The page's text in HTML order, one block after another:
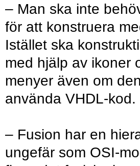
– Man ska inte
för att konstruera
Istället ska
med hjälp av ikoner
menyer även om
använda VHDL-kod.
– Fusion har en
ungefär som OSI-